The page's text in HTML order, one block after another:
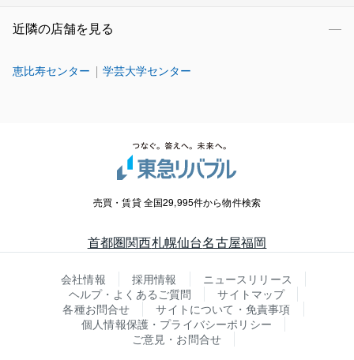
近隣の店舗を見る
恵比寿センター 学芸大学センター
売買・賃貸 全国29,995件から物件検索
首都圏関西札幌仙台名古屋福岡
会社情報 採用情報
ニュースリリース
ヘルプ・よくあるご質問
サイトマップ
各種お問合せ
サイトについて・免責事項
個人情報保護・プライバシーポリシー
ご意見・お問合せ